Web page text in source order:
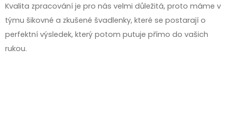
Kvalita zpracování je pro nás velmi důležitá, proto máme v
týmu šikovné a zkušené švadlenky, které se postarají o
perfektní výsledek, který potom putuje přímo do vašich
rukou.